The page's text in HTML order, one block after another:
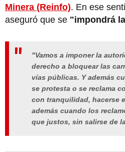
Minera (Reinfo). En ese
aseguró que se "impondrá
"Vamos a imponer la
derecho a bloquear las
vías públicas. Y además
se protesta o se reclama
con tranquilidad, hacerse
además cuando los
que justos, sin salirse de